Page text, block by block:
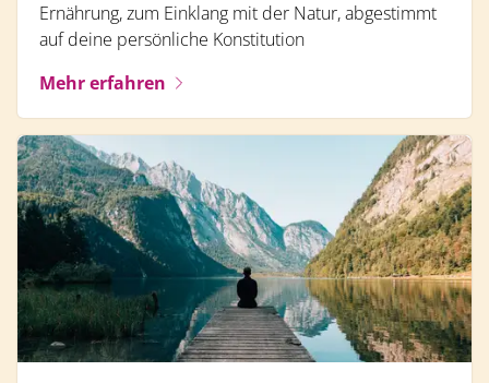
Ernährung, zum Einklang mit der Natur, abgestimmt
auf deine persönliche Konstitution
Mehr erfahren